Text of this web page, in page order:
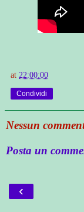
at 22:00:00
Condividi
Nessun
Posta un
‹